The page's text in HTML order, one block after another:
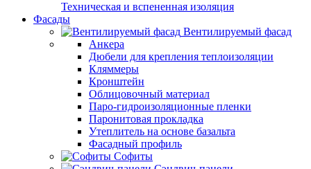
Техническая и вспененная изоляция
Фасады
Вентилируемый фасад
Анкера
Дюбели для крепления теплоизоляции
Кляммеры
Кронштейн
Облицовочный материал
Паро-гидроизоляционные пленки
Паронитовая прокладка
Утеплитель на основе базальта
Фасадный профиль
Софиты